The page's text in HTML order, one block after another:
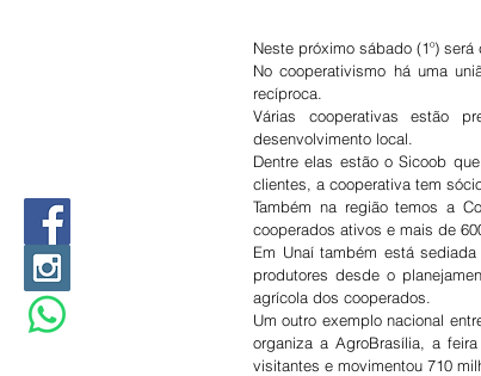
Neste próximo sábado (1º)
No cooperativismo há uma
recíproca.
Várias cooperativas estão
desenvolvimento local.
Dentre elas estão o Sicoob
clientes, a cooperativa tem
Também na região temos a
cooperados ativos e mais de
Em Unaí também está
produtores desde o
agrícola dos cooperados.
Um outro exemplo nacional
organiza a AgroBrasília, a
visitantes e movimentou 710